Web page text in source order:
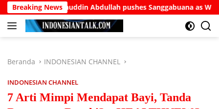
Langsung
ke
konten
Breaking News
Burhanuddin Abdullah pushes Sanggabuana as West
Beranda INDONESIAN CHANNEL
INDONESIAN CHANNEL
7 Arti Mimpi Mendapat Bayi, Tanda